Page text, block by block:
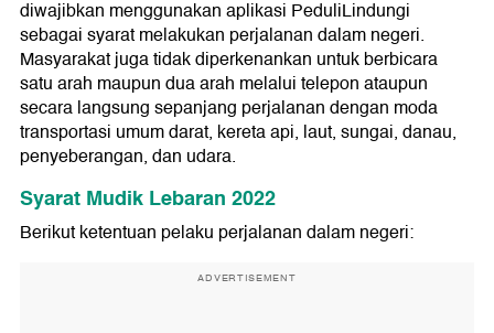
diwajibkan menggunakan aplikasi PeduliLindungi
sebagai syarat melakukan perjalanan dalam negeri.
Masyarakat juga tidak diperkenankan untuk berbicara
satu arah maupun dua arah melalui telepon ataupun
secara langsung sepanjang perjalanan dengan moda
transportasi umum darat, kereta api, laut, sungai, danau,
penyeberangan, dan udara.
Syarat Mudik Lebaran 2022
Berikut ketentuan pelaku perjalanan dalam negeri:
ADVERTISEMENT